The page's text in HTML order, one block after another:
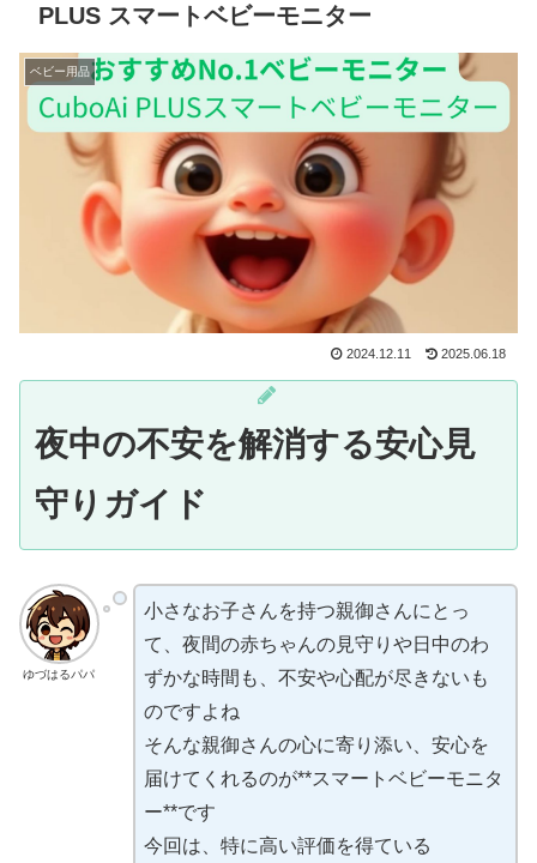
PLUS スマートベビーモニター
ベビー用品
2024.12.11 2025.06.18
夜中の不安を解消する安心見
守りガイド
ゆづはるパパ
小さなお子さんを持つ親御さんにとっ
て、夜間の赤ちゃんの見守りや日中のわ
ずかな時間も、不安や心配が尽きないも
のですよね
そんな親御さんの心に寄り添い、安心を
届けてくれるのが**スマートベビーモニタ
ー**です
今回は、特に高い評価を得ている